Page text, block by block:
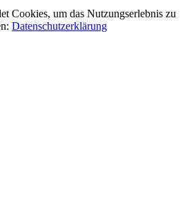
Cookies, um das Nutzungserlebnis zu
Datenschutzerklärung